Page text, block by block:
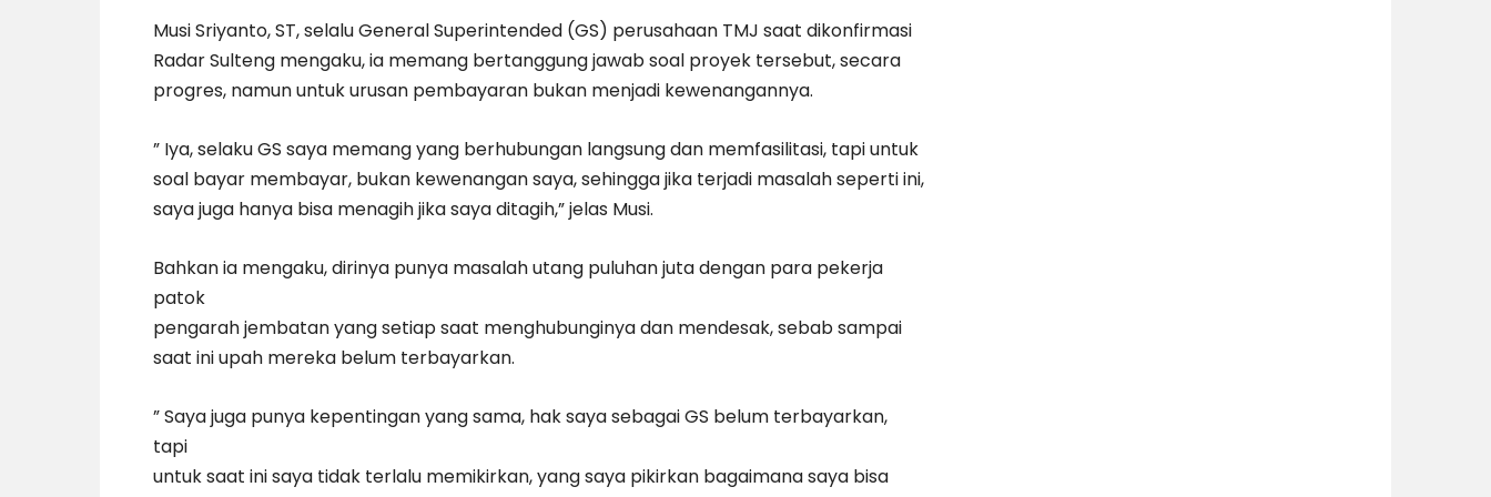
Musi Sriyanto, ST, selalu General Superintended (GS) perusahaan TMJ saat dikonfirmasi
Radar Sulteng mengaku, ia memang bertanggung jawab soal proyek tersebut, secara
progres, namun untuk urusan pembayaran bukan menjadi kewenangannya.
” Iya, selaku GS saya memang yang berhubungan langsung dan memfasilitasi, tapi untuk
soal bayar membayar, bukan kewenangan saya, sehingga jika terjadi masalah seperti ini,
saya juga hanya bisa menagih jika saya ditagih,” jelas Musi.
Bahkan ia mengaku, dirinya punya masalah utang puluhan juta dengan para pekerja
patok
pengarah jembatan yang setiap saat menghubunginya dan mendesak, sebab sampai
saat ini upah mereka belum terbayarkan.
” Saya juga punya kepentingan yang sama, hak saya sebagai GS belum terbayarkan,
tapi
untuk saat ini saya tidak terlalu memikirkan, yang saya pikirkan bagaimana saya bisa